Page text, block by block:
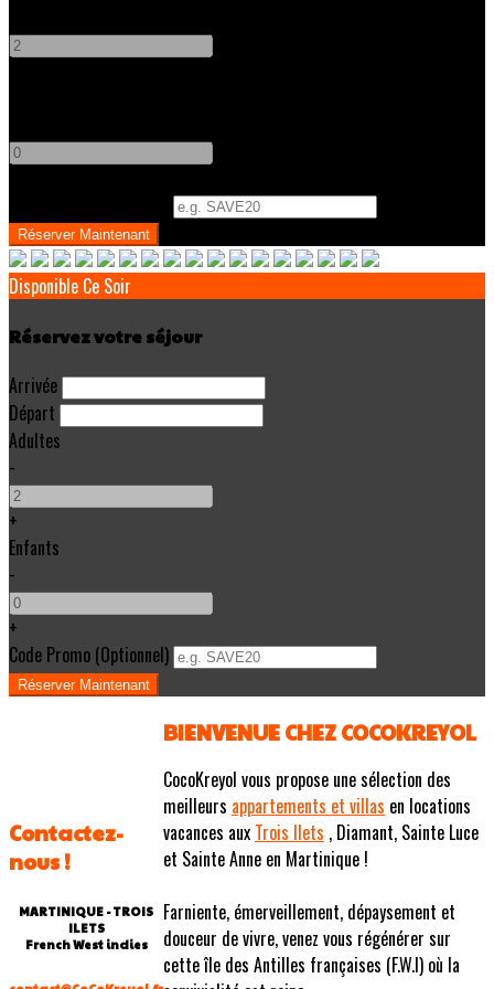
Disponible Ce Soir
Réservez votre séjour
Arrivée
Départ
Adultes
-
+
Enfants
-
+
Code Promo (Optionnel)
Contactez-
nous !
MARTINIQUE - TROIS
ILETS
French West indies
BIENVENUE CHEZ COCOKREYOL
CocoKreyol vous propose une sélection des
meilleurs appartements et villas en locations
vacances aux Trois Ilets , Diamant, Sainte Luce
et Sainte Anne en Martinique !
Farniente, émerveillement, dépaysement et
douceur de vivre, venez vous régénérer sur
cette île des Antilles françaises (F.W.I) où la